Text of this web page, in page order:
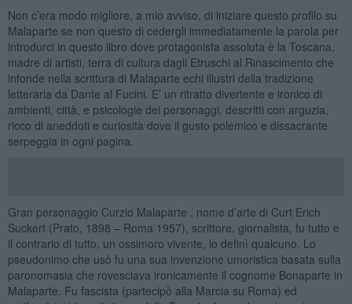
Non c’era modo migliore, a mio avviso, di iniziare questo profilo su
Malaparte se non questo di cedergli immediatamente la parola per
introdurci in questo libro dove protagonista assoluta è la Toscana,
madre di artisti, terra di cultura dagli Etruschi al Rinascimento che
infonde nella scrittura di Malaparte echi illustri della tradizione
letteraria da Dante al Fucini. E’ un ritratto divertente e ironico di
ambienti, città, e psicologie dei personaggi, descritti con arguzia,
ricco di aneddoti e curiosità dove il gusto polemico e dissacrante
serpeggia in ogni pagina.
Gran personaggio Curzio Malaparte , nome d’arte di Curt Erich
Suckert (Prato, 1898 – Roma 1957), scrittore, giornalista, fu tutto e
il contrario di tutto, un ossimoro vivente, lo definì qualcuno. Lo
pseudonimo che usò fu una sua invenzione umoristica basata sulla
paronomasia che rovesciava ironicamente il cognome Bonaparte in
Malaparte. Fu fascista (partecipò alla Marcia su Roma) ed